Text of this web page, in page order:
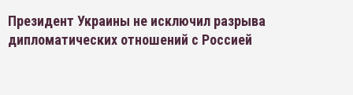
Президент Украины не исключил разрыва
дипломатических отношений с Россией